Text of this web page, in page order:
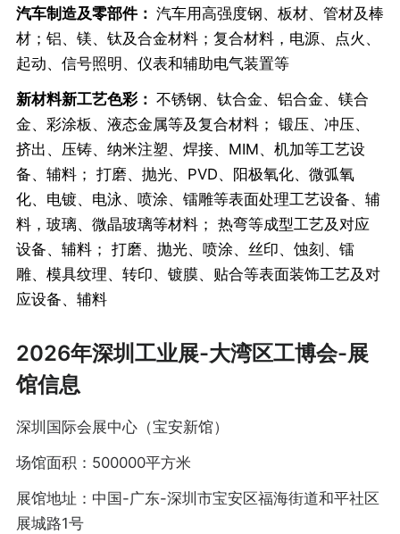
汽车制造及零部件： 汽车用高强度钢、板材、管材及棒
材；铝、镁、钛及合金材料；复合材料，电源、点火、
起动、信号照明、仪表和辅助电气装置等
新材料新工艺色彩： 不锈钢、钛合金、铝合金、镁合
金、彩涂板、液态金属等及复合材料； 锻压、冲压、
挤出、压铸、纳米注塑、焊接、MIM、机加等工艺设
备、辅料； 打磨、抛光、PVD、阳极氧化、微弧氧
化、电镀、电泳、喷涂、镭雕等表面处理工艺设备、辅
料，玻璃、微晶玻璃等材料； 热弯等成型工艺及对应
设备、辅料； 打磨、抛光、喷涂、丝印、蚀刻、镭
雕、模具纹理、转印、镀膜、贴合等表面装饰工艺及对
应设备、辅料
2026年深圳工业展-大湾区工博会-展
馆信息
深圳国际会展中心（宝安新馆）
场馆面积：500000平方米
展馆地址：中国-广东-深圳市宝安区福海街道和平社区
展城路1号